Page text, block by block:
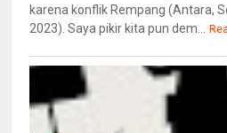
karena konflik Rempang (Antara,
2023). Saya pikir kita pun dem...